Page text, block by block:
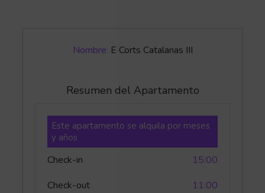
Nombre: E Corts Catalanas III
Resumen del Apartamento
Este apartamento se alquila por meses
y años
Check-in
15:00
Check-out
11:00